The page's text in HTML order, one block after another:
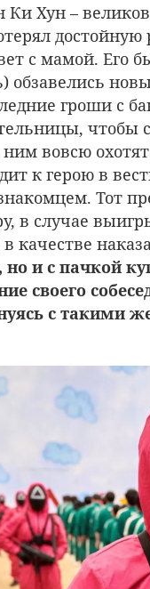
Ки Хун –
с мамой. Его
обзавелись
гроши с
чтобы
ним вовсю
к герою в
Тот
в случае
качестве
и с пачкой
своего
с такими